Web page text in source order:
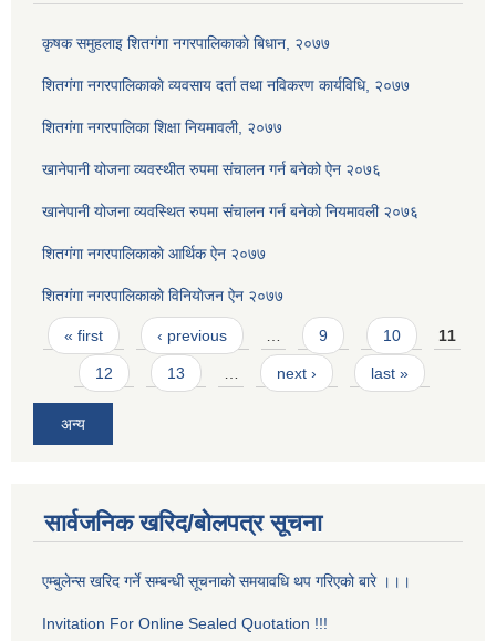
कृषक समुहलाइ शितग‌ंगा नगरपालिकाकाे बिधान, २०७७
शितगंगा नगरपालिकाकाे व्यवसाय दर्ता तथा नविकरण कार्यविधि, २०७७
शितगंगा नगरपालिका शिक्षा नियमावली, २०७७
खानेपानी योजना व्यवस्थीत रुपमा संचालन गर्न बनेको ऐन २०७६
खानेपानी योजना व्यवस्थित रुपमा संचालन गर्न बनेको नियमावली २०७६
शितगंगा नगरपालिकाकाे आर्थिक ऐन २०७७
शितगंगा नगरपालिकाकाे विनियाेजन ऐन २०७७
Pages
« first ‹ previous 9 10 11
12 13 next › last »
अन्य
सार्वजनिक खरिद/बोलपत्र सूचना
एम्बुलेन्स खरिद गर्ने सम्बन्धी सूचनाको समयावधि थप गरिएको बारे ।।।
Invitation For Online Sealed Quotation !!!